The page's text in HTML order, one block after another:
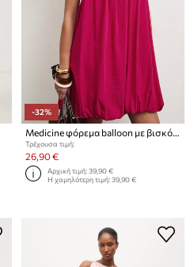
-32%
Medicine φόρεμα balloon με βισκόζη
Τρέχουσα τιμή:
26,90 €
Αρχική τιμή:39,90 €
Η χαμηλότερη τιμή:39,90 €